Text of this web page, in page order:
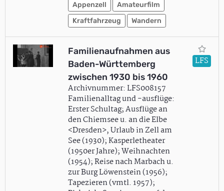
Appenzell
Amateurfilm
Kraftfahrzeug
Wandern
Familienaufnahmen aus
Baden-Württemberg
zwischen 1930 bis 1960
Archivnummer: LFS008157
Familienalltag und -ausflüge:
Erster Schultag; Ausflüge an
den Chiemsee u. an die Elbe
<Dresden>, Urlaub in Zell am
See (1930); Kasperletheater
(1950er Jahre); Weihnachten
(1954); Reise nach Marbach u.
zur Burg Löwenstein (1956);
Tapezieren (vmtl. 1957);
LFS